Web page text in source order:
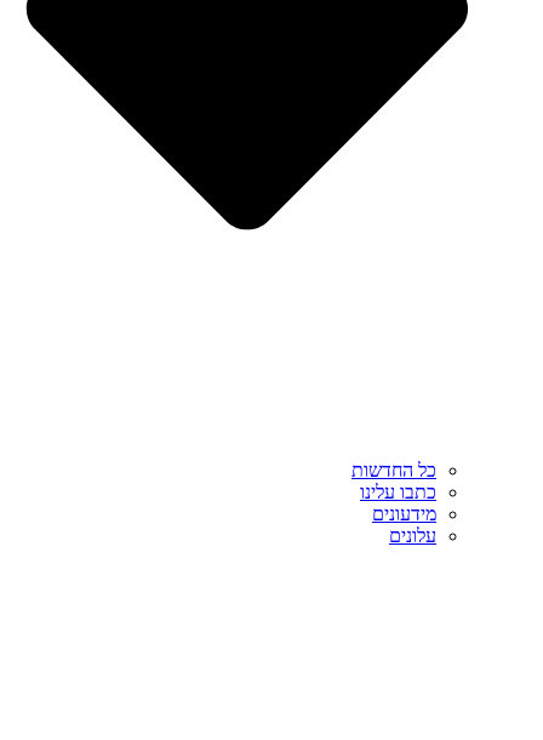
כל החדשות
כתבו עלינו
מידעונים
עלונים